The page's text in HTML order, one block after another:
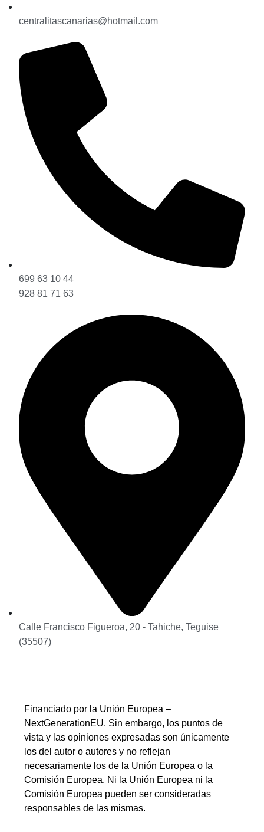
centralitascanarias@hotmail.com
699 63 10 44
928 81 71 63
Calle Francisco Figueroa, 20 - Tahiche, Teguise
(35507)
Financiado por la Unión Europea –
NextGenerationEU. Sin embargo, los puntos de
vista y las opiniones expresadas son únicamente
los del autor o autores y no reflejan
necesariamente los de la Unión Europea o la
Comisión Europea. Ni la Unión Europea ni la
Comisión Europea pueden ser consideradas
responsables de las mismas.